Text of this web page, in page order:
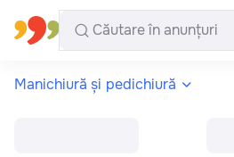
Toate regiunile Română
Manichiură și pedichiură